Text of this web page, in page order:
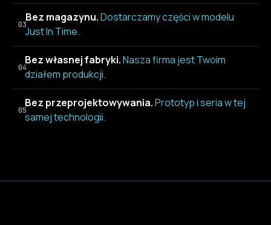
03
Bez magazynu.Dostarczamy części w modelu
Just In Time.
04
Bez własnej fabryki.Nasza firma jest Twoim
działem produkcji.
05
Bez przeprojektowywania.Prototyp i seria w tej
samej technologii.